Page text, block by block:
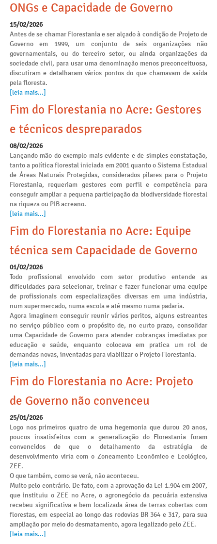
ONGs e Capacidade de Governo
15/02/2026
Antes de se chamar Florestania e ser alçado à condição de Projeto de
Governo em 1999, um conjunto de seis organizações não
governamentais, ou do terceiro setor, ou ainda organizações da
sociedade civil, para usar uma denominação menos preconceituosa,
discutiram e detalharam vários pontos do que chamavam de saída
pela floresta.
[leia mais...]
Fim do Florestania no Acre: Gestores
e técnicos despreparados
08/02/2026
Lançando mão do exemplo mais evidente e de simples constatação,
tanto a política florestal iniciada em 2001 quanto o Sistema Estadual
de Áreas Naturais Protegidas, considerados pilares para o Projeto
Florestania, requeriam gestores com perfil e competência para
conseguir ampliar a pequena participação da biodiversidade florestal
na riqueza ou PIB acreano.
[leia mais...]
Fim do Florestania no Acre: Equipe
técnica sem Capacidade de Governo
01/02/2026
Todo profissional envolvido com setor produtivo entende as
dificuldades para selecionar, treinar e fazer funcionar uma equipe
de profissionais com especializações diversas em uma indústria,
num supermercado, numa escola e até mesmo numa padaria.
Agora imaginem conseguir reunir vários peritos, alguns estreantes
no serviço público com o propósito de, no curto prazo, consolidar
uma Capacidade de Governo para atender cobranças imediatas por
educação e saúde, enquanto colocava em pratica um rol de
demandas novas, inventadas para viabilizar o Projeto Florestania.
[leia mais...]
Fim do Florestania no Acre: Projeto
de Governo não convenceu
25/01/2026
Logo nos primeiros quatro de uma hegemonia que durou 20 anos,
poucos insatisfeitos com a generalização do Florestania foram
convencidos de que o detalhamento da estratégia de
desenvolvimento viria com o Zoneamento Econômico e Ecológico,
ZEE.
O que também, como se verá, não aconteceu.
Muito pelo contrário. De fato, com a aprovação da Lei 1.904 em 2007,
que instituiu o ZEE no Acre, o agronegócio da pecuária extensiva
recebeu significativa e bem localizada área de terras cobertas com
florestas, em especial ao longo das rodovias BR 364 e 317, para sua
ampliação por meio do desmatamento, agora legalizado pelo ZEE.
[leia mais...]